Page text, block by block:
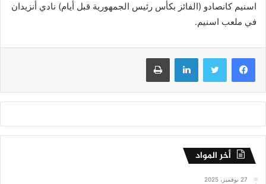
اسنيم كانصادو (الفائز بكأس رئيس الجمهورية قبل أيام) نادي أنزيدان
في ملعب اسنيم.
فيسبوك تويتر لينكدإن طباعة
أخر المواد
27 نوفمبر، 2025